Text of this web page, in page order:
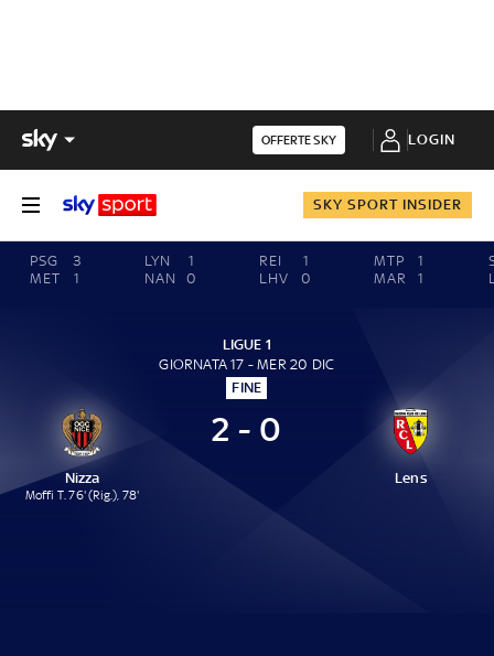
OFFERTE SKY LOGIN
SKY SPORT INSIDER
PSG
3
MET
1
LYN
1
NAN
0
REI
1
LHV
0
MTP
1
MAR
1
LIGUE 1
GIORNATA 17 - MER 20 DIC
FINE
Nizza
Moffi T. 76' (Rig.), 78'
2 - 0
Lens